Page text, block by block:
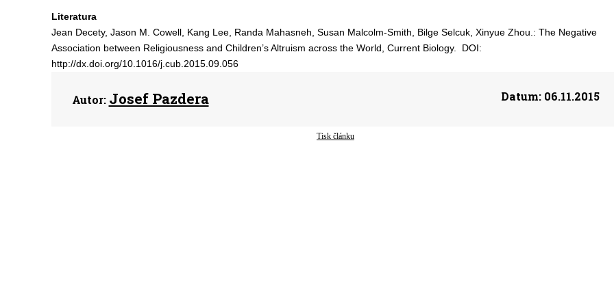
Literatura
Jean Decety, Jason M. Cowell, Kang Lee, Randa Mahasneh, Susan Malcolm-Smith, Bilge Selcuk, Xinyue Zhou.: The Negative
Association between Religiousness and Children’s Altruism across the World, Current Biology. DOI:
http://dx.doi.org/10.1016/j.cub.2015.09.056
Autor: Josef Pazdera Datum:06.11.2015
Tisk článku